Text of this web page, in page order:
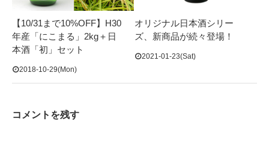
【10/31まで10%OFF】H30
年産「にこまる」2kg＋日
本酒「初」セット
2018-10-29(Mon)
オリジナル日本酒シリー
ズ、新商品が続々登場！
2021-01-23(Sat)
コメントを残す